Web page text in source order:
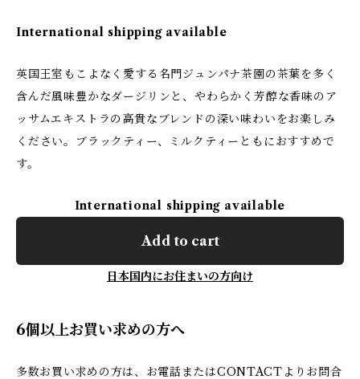
International shipping available
英国王室もこよなく愛する名門ジュンパナ茶園の茶葉を多く
含んだ風味豊かなダージリンと、やわらかく芳醇な香味のア
ッサムエキストラの高貴なブレンドの深い味わいをお楽しみ
ください。ブラックティー、ミルクティーともにおすすめで
す。
International shipping available
Add to cart
日本国内にお住まいの方向け
6個以上お買い求めの方へ
多数お買い求めの方は、お電話またはCONTACTよりお問合